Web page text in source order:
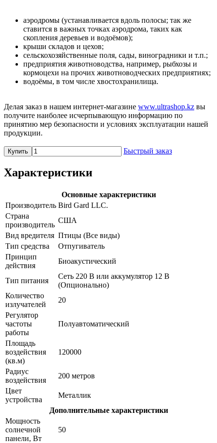
аэродромы (устанавливается вдоль полосы; так же
ставится в важных точках аэродрома, таких как
скопления деревьев и водоёмов);
крыши складов и цехов;
сельскохозяйственные поля, сады, виноградники и т.п.;
предприятия животноводства, например, рыбхозы и
кормоцехи на прочих животноводческих предприятиях;
водоёмы, в том числе хвостохранилища.
Делая заказ в нашем интернет-магазине www.ultrashop.kz вы
получите наиболее исчерпывающую информацию по
принятию мер безопасности и условиях эксплуатации нашей
продукции.
Купить Быстрый заказ
Характеристики
Основные характеристики
Производитель Bird Gard LLC.
Страна
производитель
США
Вид вредителя Птицы (Все виды)
Тип средства
Отпугиватель
Принцип
действия
Биоакустический
Тип питания
Сеть 220 В или аккумулятор 12 В
(Опционально)
Количество
излучателей
20
Регулятор
частоты
работы
Полуавтоматический
Площадь
воздействия
(кв.м)
120000
Радиус
воздействия
200 метров
Цвет
устройства
Металлик
Дополнительные характеристики
Мощность
солнечной
панели, Вт
50